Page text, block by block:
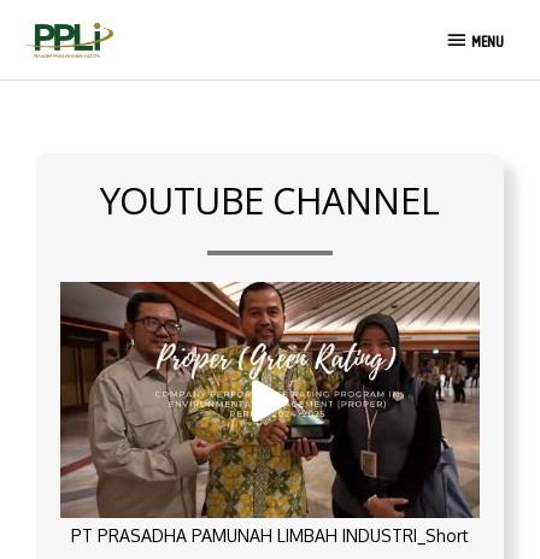
MENU
MENU
YOUTUBE CHANNEL
PT PRASADHA PAMUNAH LIMBAH INDUSTRI_Short